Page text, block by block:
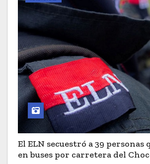
El ELN secuestró a 39 personas
en buses por carretera del